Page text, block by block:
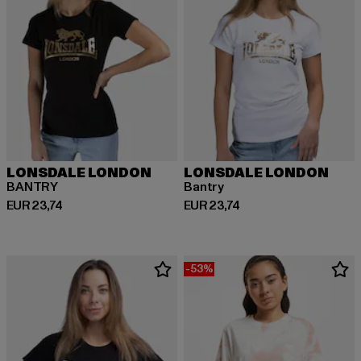
LONSDALE LONDON
BANTRY
EUR 23,74
Huidige prijs: EUR 23,74
LONSDALE LONDON
Bantry
EUR 23,74
Huidige prijs: EUR 23,74
-53%